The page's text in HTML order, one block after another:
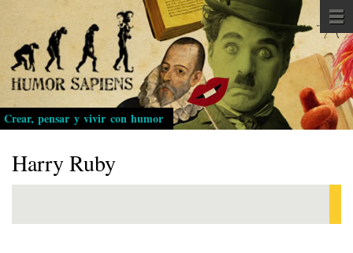
Pasar
al
contenido
principal
Crear, pensar y vivir con humor
Harry Ruby